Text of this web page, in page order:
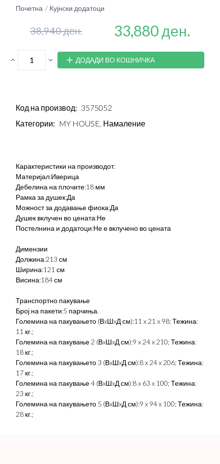
Почетна Кујнски додатоци
38,940 ден. 33,880 ден.
ДОДАДИ ВО КОШНИЧКА
Код на производ: 3575052
Категории: MY HOUSE, Намаление
Карактеристики на производот:
Материјал:Иверица
Дебелина на плочите:18 мм
Рамка за душек:Да
Можност за додавање фиока:Да
Душек вклучен во цената:Не
Постелнина и додатоци:Не е вклучено во цената
Димензии
Должина:213 см
Ширина:121 см
Висина:184 см
Транспортно пакување
Број на пакети:5 парчиња.
Големина на пакувањето (ВxШxД см):11 x 21 x 98; Тежина:
11 кг.;
Големина на пакување 2 (ВxШxД см):9 x 24 x 210; Тежина:
18 кг.;
Големина на пакувањето 3 (ВxШxД см):8 x 24 x 206; Тежина:
17 кг.;
Големина на пакување 4 (ВxШxД см):8 x 63 x 100; Тежина:
23 кг.;
Големина на пакувањето 5 (ВxШxД см):9 x 94 x 100; Тежина:
28 кг.;